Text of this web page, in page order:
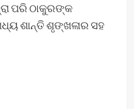
ପରି ଠାକୁରଙ୍କ
ଶାନ୍ତି ଶୃଙ୍ଖଳାର ସହ